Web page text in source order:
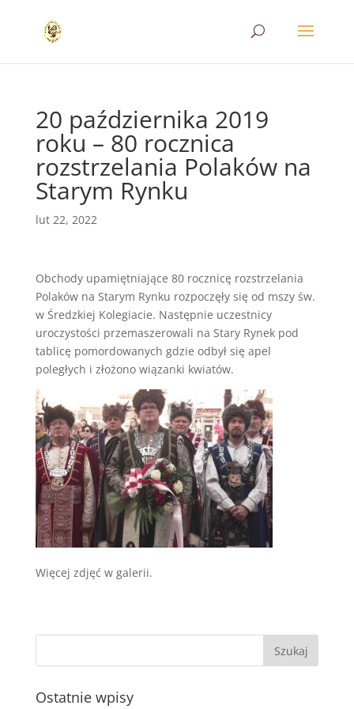
20 października 2019
roku – 80 rocznica
rozstrzelania Polaków na
Starym Rynku
lut 22, 2022
Obchody upamiętniające 80 rocznicę rozstrzelania
Polaków na Starym Rynku rozpoczęły się od mszy św.
w Średzkiej Kolegiacie. Następnie uczestnicy
uroczystości przemaszerowali na Stary Rynek pod
tablicę pomordowanych gdzie odbył się apel
poległych i złożono wiązanki kwiatów.
Więcej zdjęć w galerii.
Ostatnie wpisy